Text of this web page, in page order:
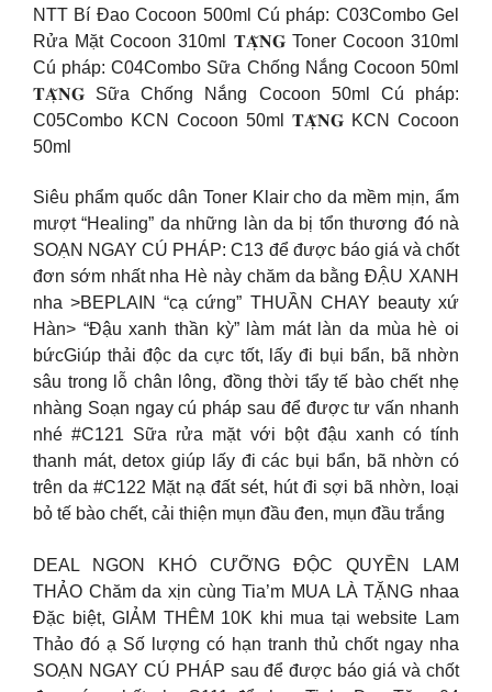
NTT Bí Đao Cocoon 500ml Cú pháp: C03Combo Gel
Rửa Mặt Cocoon 310ml 𝐓𝐀̣̆𝐍𝐆 Toner Cocoon 310ml
Cú pháp: C04Combo Sữa Chống Nắng Cocoon 50ml
𝐓𝐀̣̆𝐍𝐆 Sữa Chống Nắng Cocoon 50ml Cú pháp:
C05Combo KCN Cocoon 50ml 𝐓𝐀̣̆𝐍𝐆 KCN Cocoon
50ml
Siêu phẩm quốc dân Toner Klair cho da mềm mịn, ẩm
mượt “Healing” da những làn da bị tổn thương đó nà
SOẠN NGAY CÚ PHÁP: C13 để được báo giá và chốt
đơn sớm nhất nha Hè này chăm da bằng ĐẬU XANH
nha >BEPLAIN “cạ cứng” THUẦN CHAY beauty xứ
Hàn> “Đậu xanh thần kỳ” làm mát làn da mùa hè oi
bứcGiúp thải độc da cực tốt, lấy đi bụi bẩn, bã nhờn
sâu trong lỗ chân lông, đồng thời tẩy tế bào chết nhẹ
nhàng Soạn ngay cú pháp sau để được tư vấn nhanh
nhé #C121 Sữa rửa mặt với bột đậu xanh có tính
thanh mát, detox giúp lấy đi các bụi bẩn, bã nhờn có
trên da #C122 Mặt nạ đất sét, hút đi sợi bã nhờn, loại
bỏ tế bào chết, cải thiện mụn đầu đen, mụn đầu trắng
DEAL NGON KHÓ CƯỠNG ĐỘC QUYỀN LAM
THẢO Chăm da xịn cùng Tia’m MUA LÀ TẶNG nhaa
Đặc biệt, GIẢM THÊM 10K khi mua tại website Lam
Thảo đó ạ Số lượng có hạn tranh thủ chốt ngay nha
SOẠN NGAY CÚ PHÁP sau để được báo giá và chốt